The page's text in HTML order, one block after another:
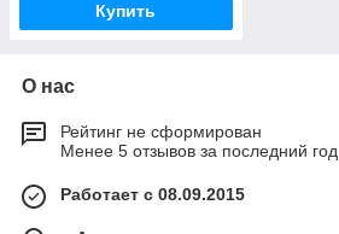
Купить
О нас
Рейтинг не сформирован
Менее 5 отзывов за последний год
Работает с 08.09.2015